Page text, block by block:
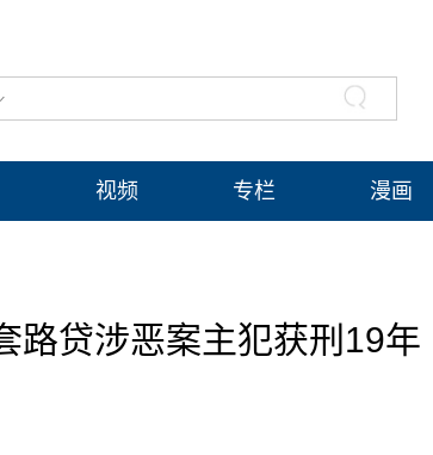
视频 专栏 漫画
路贷涉恶案主犯获刑19年